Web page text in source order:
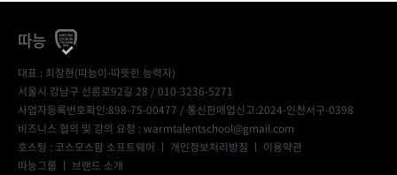
따능
대표 : 최창현(따능이-따뜻한 능력자)
서울시 강남구 선릉로92길 28 / 010-3236-5271
사업자등록번호확인:898-75-00477 / 통신판매업신고:2024-인천서구-0398
비즈니스 협의 및 강의 요청 : warmtalentschool@gmail.com
호스팅 : 코스모스팜 소프트웨어 ㅣ 개인정보처리방침 ㅣ 이용약관
따능그룹 ㅣ 브랜드 소개